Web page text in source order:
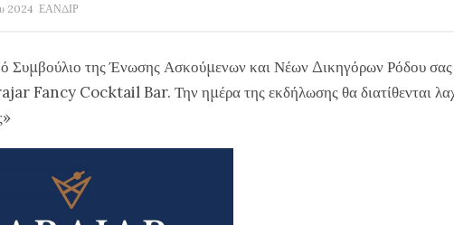
2024 ΕΑΝΔΙΡ
Συμβούλιο της Ένωσης Ασκούμενων και Νέων Δικηγόρων Ρόδου
Fancy Cocktail Bar. Την ημέρα της εκδήλωσης θα διατίθενται